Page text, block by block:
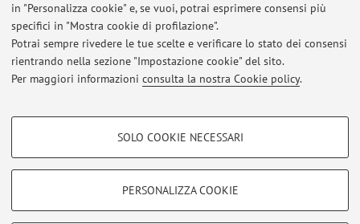
in "Personalizza cookie" e, se vuoi, potrai esprimere consensi più
specifici in "Mostra cookie di profilazione".
Potrai sempre rivedere le tue scelte e verificare lo stato dei consensi
rientrando nella sezione "Impostazione cookie" del sito.
Per maggiori informazioni consulta la nostra Cookie policy.
COOKIE DI PROFILAZIONE - FACOLTATIVI
SOLO COOKIE NECESSARI
PERSONALIZZA COOKIE
Ultimi avvisi
Al momento non sono presenti avvisi.
Area riservata
Accedi tramiteloginper gestire tutti i contenuti del sito.